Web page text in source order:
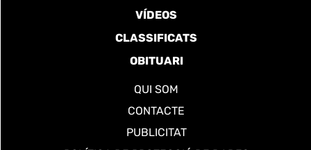
VÍDEOS
CLASSIFICATS
OBITUARI
QUI SOM
CONTACTE
PUBLICITAT